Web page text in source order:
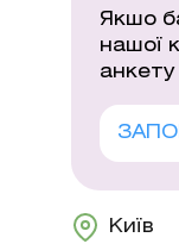
Якшо
нашої
анкету
Київ